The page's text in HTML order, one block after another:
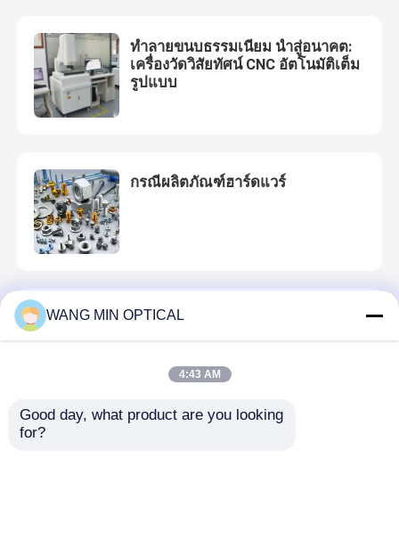
ทำลายขนบธรรมเนียม นำสู่อนาคต:
เครื่องวัดวิสัยทัศน์ CNC อัตโนมัติเต็ม
รูปแบบ
กรณีผลิตภัณฑ์ฮาร์ดแวร์
ออกแบบและผลิตบอร์ด PCB
WANG MIN OPTICAL
4:43 AM
Good day, what product are you looking
for?